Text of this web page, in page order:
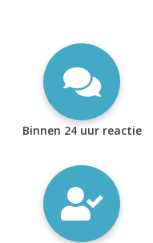
Binnen 24 uur reactie